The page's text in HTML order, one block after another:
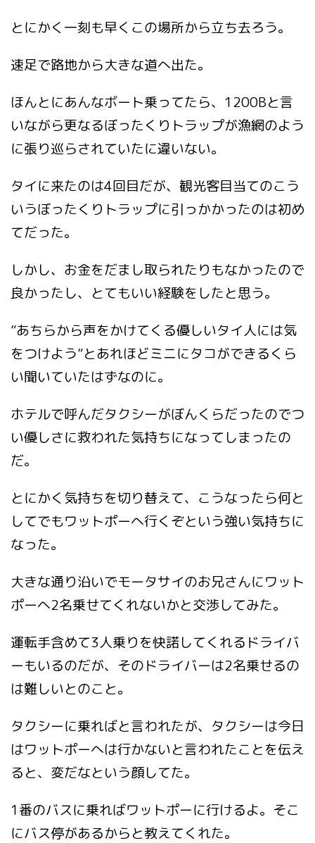
とにかく一刻も早くこの場所から立ち去ろう。
速足で路地から大きな道へ出た。
ほんとにあんなボート乗ってたら、1200Bと言
いながら更なるぼったくりトラップが漁網のよう
に張り巡らされていたに違いない。
タイに来たのは4回目だが、観光客目当てのこう
いうぼったくりトラップに引っかかったのは初め
てだった。
しかし、お金をだまし取られたりもなかったので
良かったし、とてもいい経験をしたと思う。
”あちらから声をかけてくる優しいタイ人には気
をつけよう”とあれほどミニにタコができるくら
い聞いていたはずなのに。
ホテルで呼んだタクシーがぼんくらだったのでつ
い優しさに救われた気持ちになってしまったの
だ。
とにかく気持ちを切り替えて、こうなったら何と
してでもワットポーへ行くぞという強い気持ちに
なった。
大きな通り沿いでモータサイのお兄さんにワット
ポーへ2名乗せてくれないかと交渉してみた。
運転手含めて3人乗りを快諾してくれるドライバ
ーもいるのだが、そのドライバーは2名乗せるの
は難しいとのこと。
タクシーに乗ればと言われたが、タクシーは今日
はワットポーへは行かないと言われたことを伝え
ると、変だなという顔してた。
1番のバスに乗ればワットポーに行けるよ。そこ
にバス停があるからと教えてくれた。